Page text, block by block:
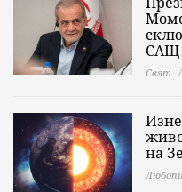
САЩ
Свят
на